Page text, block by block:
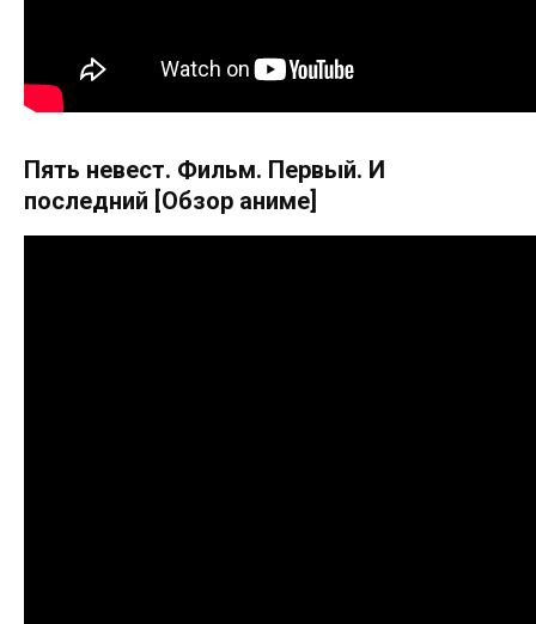
Пять невест. Фильм. Первый. И
последний [Обзор аниме]